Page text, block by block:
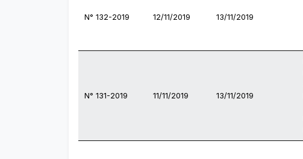
N° 132-2019 12/11/2019 13/11/2019
N° 131-2019 11/11/2019 13/11/2019